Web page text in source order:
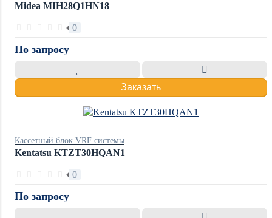
Midea MIH28Q1HN18
0
По запросу
Заказать
Кассетный блок VRF системы
Kentatsu KTZT30HQAN1
0
По запросу